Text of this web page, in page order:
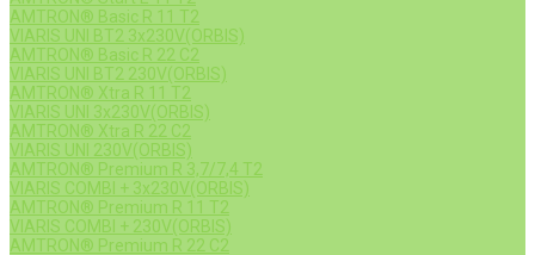
AMTRON® Basic R 11 T2
VIARIS UNI BT2 3x230V(ORBIS)
AMTRON® Basic R 22 C2
VIARIS UNI BT2 230V(ORBIS)
AMTRON® Xtra R 11 T2
VIARIS UNI 3x230V(ORBIS)
AMTRON® Xtra R 22 C2
VIARIS UNI 230V(ORBIS)
AMTRON® Premium R 3,7/7,4 T2
VIARIS COMBI + 3x230V(ORBIS)
AMTRON® Premium R 11 T2
VIARIS COMBI + 230V(ORBIS)
AMTRON® Premium R 22 C2